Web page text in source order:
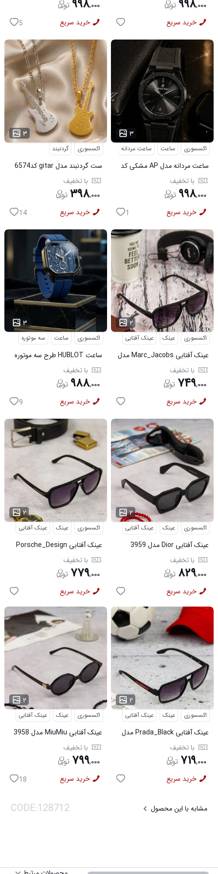
۹۹۸,۰۰۰
خرید سریع 5
۹۹۸,۰۰۰
خرید سریع
۳ ...
اکسسوری گردنبند
ست گردنبند مدل gitar کد6574
با تخفیف
۳۹۸,۰۰۰
خرید سریع 14
۳ ...
اکسسوری ساعت ساعت مردانه
ساعت مردانه مدل AP مشکی کد
6546با تخفیف
۹۹۸,۰۰۰
خرید سریع 1
۳
اکسسوری ساعت سه موتوره
ساعت HUBLOT طرح سه موتوره
سورمه ای کد 6559
با تخفیف
۹۸۸,۰۰۰
خرید سریع 9
۲ ...
اکسسوری عینک عینک آفتابی
عینک آفتابی Marc_Jacobs مدل
3956با تخفیف
۷۴۹,۰۰۰
خرید سریع
۲ ...
اکسسوری عینک عینک آفتابی
عینک آفتابی Porsche_Design
مدل 3960 با تخفیف
۷۷۹,۰۰۰
خرید سریع
۲ ...
اکسسوری عینک عینک آفتابی
عینک آفتابی Dior مدل 3959
با تخفیف
۸۲۹,۰۰۰
خرید سریع
۲ ...
اکسسوری عینک عینک آفتابی
عینک آفتابی MiuMiu مدل 3958
با تخفیف
۷۹۹,۰۰۰
خرید سریع 18
۲ ...
اکسسوری عینک عینک آفتابی
عینک آفتابی Prada_Black مدل
3957با تخفیف
۷۱۹,۰۰۰
خرید سریع
مشابه با این محصول